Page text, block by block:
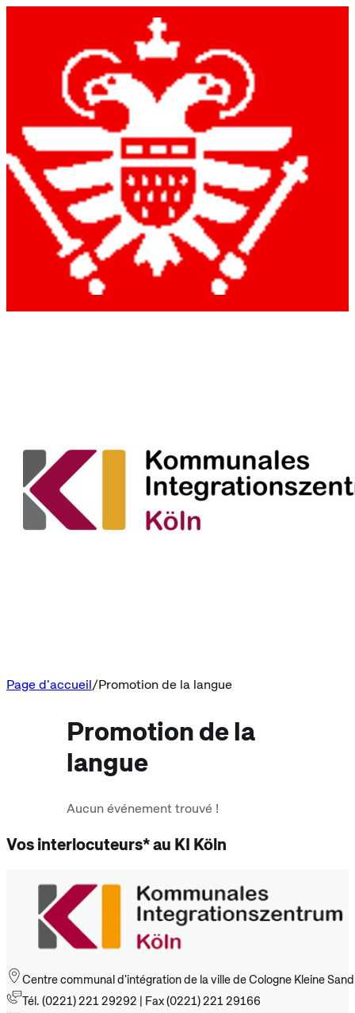
Page d'accueil Promotion de la langue
Promotion de la
langue
Aucun événement trouvé !
Vos interlocuteurs* au KI Köln
Centre communal d'intégration de la ville de Cologne Kleine
Tél. (0221) 221 29292 | Fax (0221) 221 29166